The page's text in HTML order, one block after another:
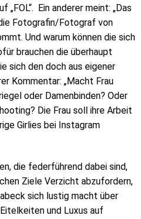
Ein anderer meint: „Das
Fotografin/Fotograf von
Und warum können die sich
brauchen die überhaupt
sich den doch aus eigener
Kommentar: „Macht Frau
oder Damenbinden? Oder
Die Frau soll ihre Arbeit
Girlies bei Instagram
die federführend dabei sind,
Ziele Verzicht abzufordern,
sich lustig macht über
und Luxus auf